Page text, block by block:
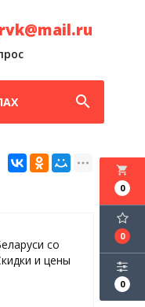
search
local_grocery_store
0
0
0
со
и цены